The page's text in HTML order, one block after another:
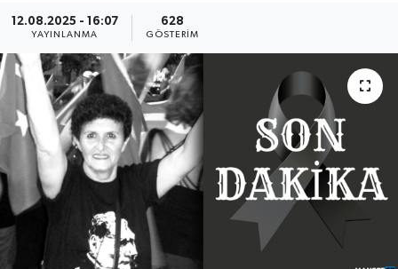
12.08.2025 - 16:07
YAYINLANMA
628
GÖSTERIM
Kültür-Sanat
Magazin
Medya
Mizah
Röportaj
Teknoloji